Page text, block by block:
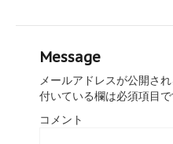
Message
メールアドレスが公開され
付いている欄は必須項目
コメント